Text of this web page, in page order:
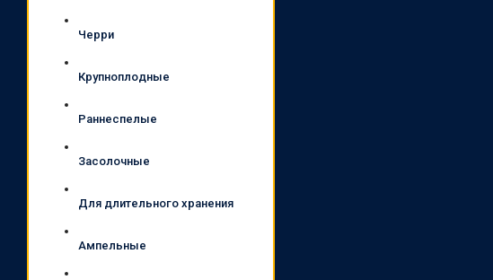
Черри
Крупноплодные
Раннеспелые
Засолочные
Для длительного хранения
Ампельные